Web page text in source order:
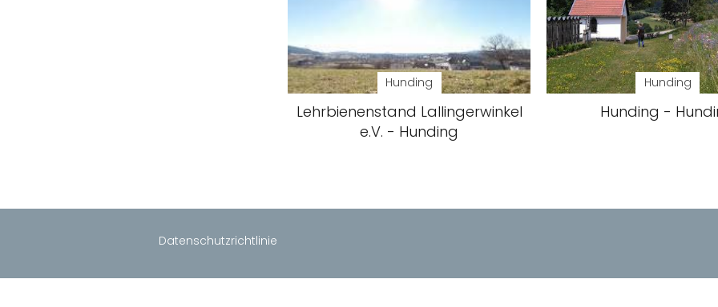
Hunding
Lehrbienenstand Lallingerwinkel
e.V. - Hunding
Hunding
Hunding -
Datenschutzrichtlinie